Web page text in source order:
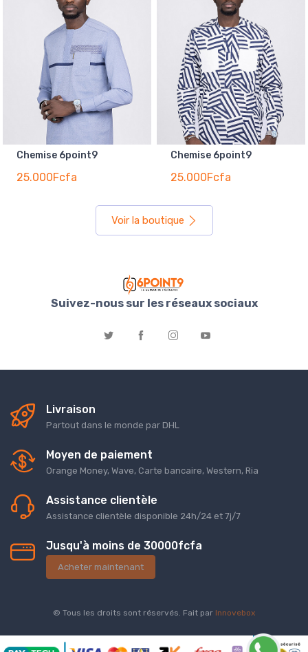
Chemise 6point9
25.000Fcfa
Chemise 6point9
25.000Fcfa
Voir la boutique
Suivez-nous sur les réseaux sociaux
Livraison
Partout dans le monde par DHL
Moyen de paiement
Orange Money, Wave, Carte bancaire, Western, Ria
Assistance clientèle
Assistance clientèle disponible 24h/24 et 7j/7
Jusqu'à moins de 30000fcfa
Acheter maintenant
© Tous les droits sont réservés. Fait par Innovebox